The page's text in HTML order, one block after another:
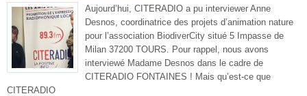
Aujourd’hui, CITERADIO a pu interviewer Anne
Desnos, coordinatrice des projets d’animation nature
pour l’association BiodiverCity situé 5 Impasse de
Milan 37200 TOURS. Pour rappel, nous avons
interviewé Madame Desnos dans le cadre de
CITERADIO FONTAINES ! Mais qu’est-ce que
CITERADIO